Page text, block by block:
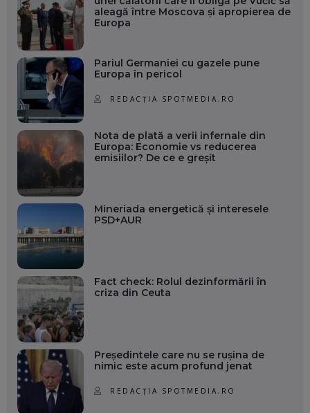
aleagă între Moscova și apropierea de
Europa
Pariul Germaniei cu gazele pune
Europa în pericol
REDACȚIA SPOTMEDIA.RO
Nota de plată a verii infernale din
Europa: Economie vs reducerea
emisiilor? De ce e greșit
Mineriada energetică și interesele
PSD+AUR
Fact check: Rolul dezinformării în
criza din Ceuta
Președintele care nu se rușina de
nimic este acum profund jenat
REDACȚIA SPOTMEDIA.RO